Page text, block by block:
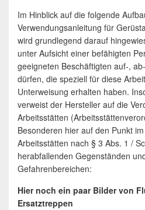
Im Hinblick auf die folgende
Verwendungsanleitung für
wird grundlegend darauf
unter Aufsicht einer befähigten
geeigneten Beschäftigten auf-,
dürfen, die speziell für diese
Unterweisung erhalten haben.
verweist der Hersteller auf die
Arbeitsstätten
Besonderen hier auf den Punkt
Arbeitsstätten nach § 3 Abs. 1 /
herabfallenden Gegenständen
Gefahrenbereichen:
Hier noch ein paar Bilder von
Ersatztreppen